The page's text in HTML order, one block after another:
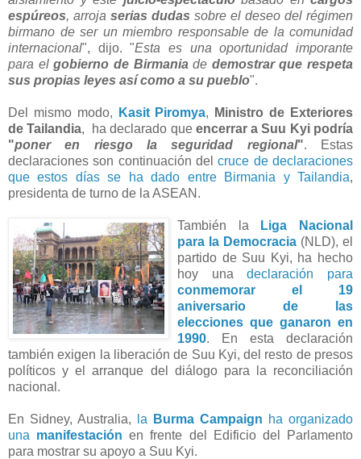
espúreos, arroja serias dudas sobre el deseo del régimen
birmano de ser un miembro responsable de la comunidad
internacional", dijo. "Esta es una oportunidad imporante
para elgobierno de Birmaniade demostrar que respeta
sus propias leyes así como a su pueblo".
Del mismo modo, Kasit Piromya,
Ministro de Exteriores
de Tailandia, ha declarado que encerrar a Suu Kyi podría
"poner en riesgo la seguridad regional". Estas
declaraciones son continuación delcruce de declaraciones
que estos días se ha dado entre Birmania y Tailandia,
presidenta de turno de la ASEAN.
También la
Liga Nacional
para la Democracia (NLD), el
partido de Suu Kyi, ha hecho
hoy unadeclaración para
conmemorar el 19
aniversario de las
elecciones que ganaron en
1990. En esta declaración
también exigen la liberación de Suu Kyi, del resto de presos
políticos y el arranque del diálogo para la reconciliación
nacional.
En Sidney, Australia, la Burma Campaign ha organizado
una manifestación en frente del Edificio del Parlamento
para mostrar su apoyo a Suu Kyi.